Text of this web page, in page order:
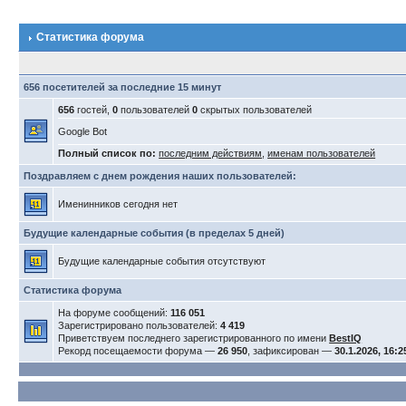
Статистика форума
656 посетителей за последние 15 минут
656 гостей,0 пользователей0 скрытых пользователей
Google Bot
Полный список по: последним действиям ,именам пользователей
Поздравляем с днем рождения наших пользователей:
Именинников сегодня нет
Будущие календарные события (в пределах 5 дней)
Будущие календарные события отсутствуют
Статистика форума
На форуме сообщений:116 051
Зарегистрировано пользователей:4 419
Приветствуем последнего зарегистрированного по имениBestIQ
Рекорд посещаемости форума —26 950 , зафиксирован —30.1.2026,